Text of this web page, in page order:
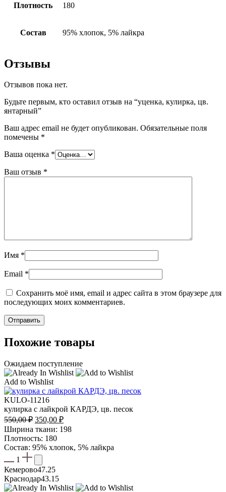
Плотность 180
Состав 95% хлопок, 5% лайкра
Отзывы
Отзывов пока нет.
Будьте первым, кто оставил отзыв на “уценка, кулирка, цв.
янтарный”
Ваш адрес email не будет опубликован. Обязательные поля
помечены *
Ваша оценка *
Ваш отзыв *
Имя *
Email *
Сохранить моё имя, email и адрес сайта в этом браузере для
последующих моих комментариев.
Похожие товары
Ожидаем поступление
Add to Wishlist
KULO-11216
кулирка с лайкрой КАРДЭ, цв. песок
550,00₽ Первоначальная
цена
составляла
550,00 ₽.
350,00 ₽Текущая
цена:
Ширина ткани: 198
Плотность: 180
Состав: 95% хлопок, 5% лайкра
1
Кемерово47.25
Краснодар43.15